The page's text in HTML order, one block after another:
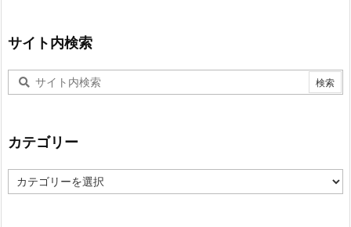
サイト内検索
カテゴリー
テ